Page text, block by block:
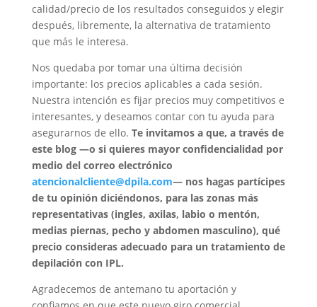
calidad/precio de los resultados conseguidos y elegir
después, libremente, la alternativa de tratamiento
que más le interesa.
Nos quedaba por tomar una última decisión
importante: los precios aplicables a cada sesión.
Nuestra intención es fijar precios muy competitivos e
interesantes, y deseamos contar con tu ayuda para
asegurarnos de ello. Te invitamos a que, a través de
este blog —o si quieres mayor confidencialidad por
medio del correo electrónico
atencionalcliente@dpila.com— nos hagas partícipes
de tu opinión diciéndonos, para las zonas más
representativas (ingles, axilas, labio o mentón,
medias piernas, pecho y abdomen masculino), qué
precio consideras adecuado para un tratamiento de
depilación con IPL.
Agradecemos de antemano tu aportación y